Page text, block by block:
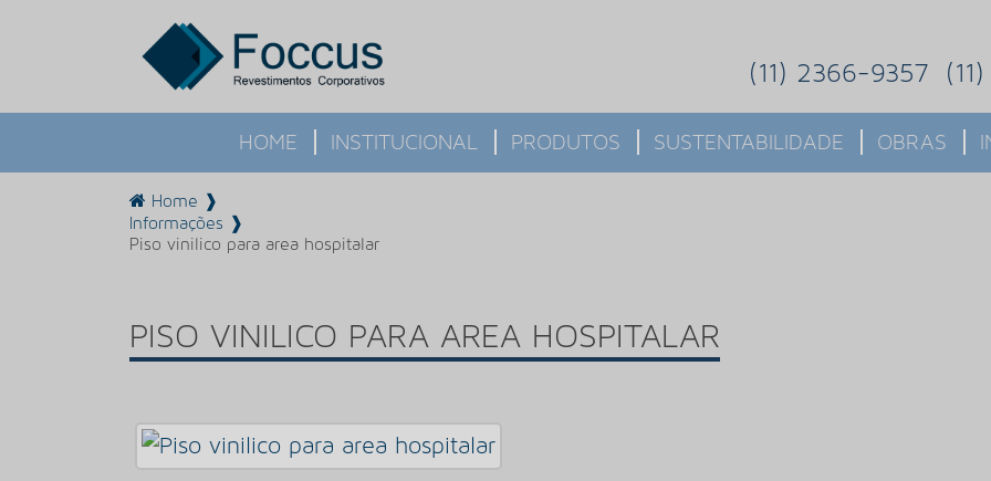
(11) 2366-9357
HOME INSTITUCIONAL PRODUTOS SUSTENTABILIDADE OBRAS
Home ❱
Informações ❱
Piso vinilico para area hospitalar
PISO VINILICO PARA AREA HOSPITALAR